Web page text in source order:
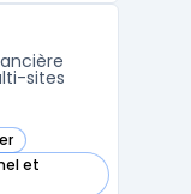
sites
et